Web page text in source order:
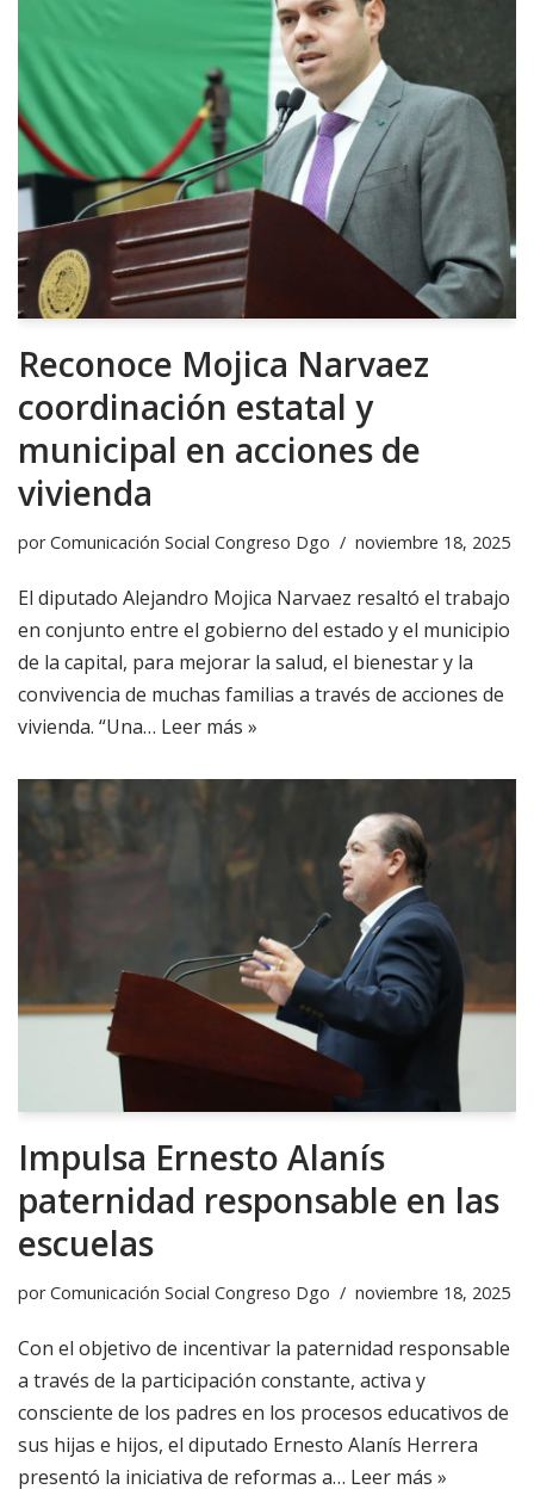
Reconoce Mojica Narvaez
coordinación estatal y
municipal en acciones de
vivienda
porComunicación Social Congreso Dgo noviembre 18, 2025
El diputado Alejandro Mojica Narvaez resaltó el trabajo
en conjunto entre el gobierno del estado y el municipio
de la capital, para mejorar la salud, el bienestar y la
convivencia de muchas familias a través de acciones de
vivienda. “Una… Leer más »
Impulsa Ernesto Alanís
paternidad responsable en las
escuelas
porComunicación Social Congreso Dgo noviembre 18, 2025
Con el objetivo de incentivar la paternidad responsable
a través de la participación constante, activa y
consciente de los padres en los procesos educativos de
sus hijas e hijos, el diputado Ernesto Alanís Herrera
presentó la iniciativa de reformas a… Leer más »